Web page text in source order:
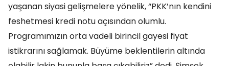
yaşanan siyasi gelişmelere yönelik, “PKK’nın kendini
feshetmesi kredi notu açısından olumlu.
Programımızın orta vadeli birincil gayesi fiyat
istikrarını sağlamak. Büyüme beklentilerin altında